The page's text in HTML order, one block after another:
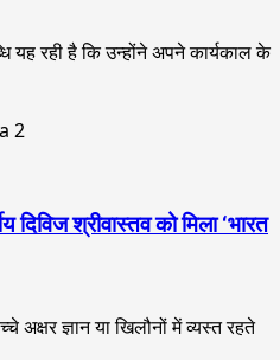
रही है कि उन्होंने अपने कार्यकाल के
दिविज श्रीवास्तव को मिला ‘भारत
अक्षर ज्ञान या खिलौनों में व्यस्त रहते